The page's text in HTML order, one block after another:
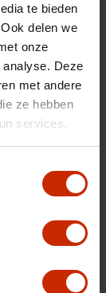
te bieden
delen we
onze
Deze
met andere
ze hebben
services.